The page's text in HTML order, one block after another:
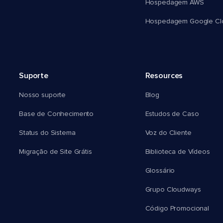
Hospedagem AWS
Hospedagem Google
Suporte
Nosso suporte
Base de Conhecimento
Status do Sistema
Migração de Site Grátis
Resources
Blog
Estudos de Caso
Voz do Cliente
Biblioteca de Vídeos
Glossário
Grupo Cloudways
Código Promocional